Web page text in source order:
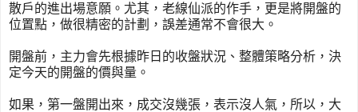
散戶的進出場意願。尤其，老線仙派的作手，更是將開盤的
位置點，做很精密的計劃，誤差通常不會很大。
開盤前，主力會先根據昨日的收盤狀況、整體策略分析，決
定今天的開盤的價與量。
如果，第一盤開出來，成交沒幾張，表示沒人氣，所以，大